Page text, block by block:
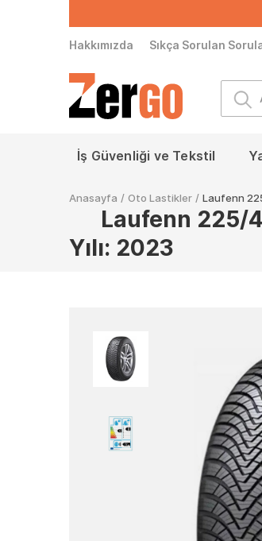
Hakkımızda Sıkça Sorulan
İş Güvenliği ve Tekstil
Anasayfa / Oto Lastikler / Laufenn
Laufenn 225/
Yılı: 2023